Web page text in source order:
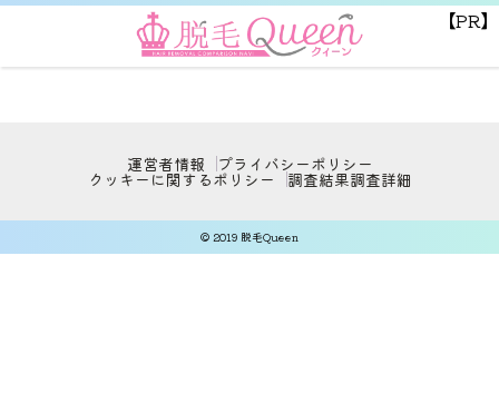
【PR】
運営者情報 プライバシーポリシー
クッキーに関するポリシー 調査結果調査詳細
© 2019 脱毛Queen